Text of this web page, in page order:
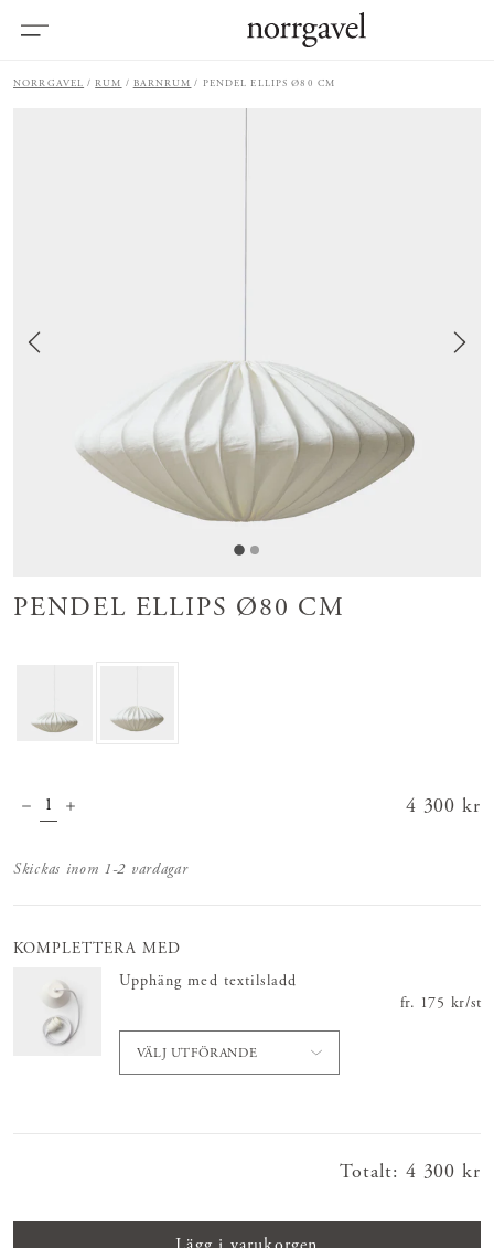
NORRGAVEL RUM BARNRUM PENDEL ELLIPS Ø80 CM
PENDEL ELLIPS Ø80 CM
Pris:
4 300 kr
Skickas inom 1-2 vardagar
KOMPLETTERA MED
Upphäng med textilsladd
fr. 175 kr/st
VÄLJ UTFÖRANDE
Totalt: Pris:
4 300 kr